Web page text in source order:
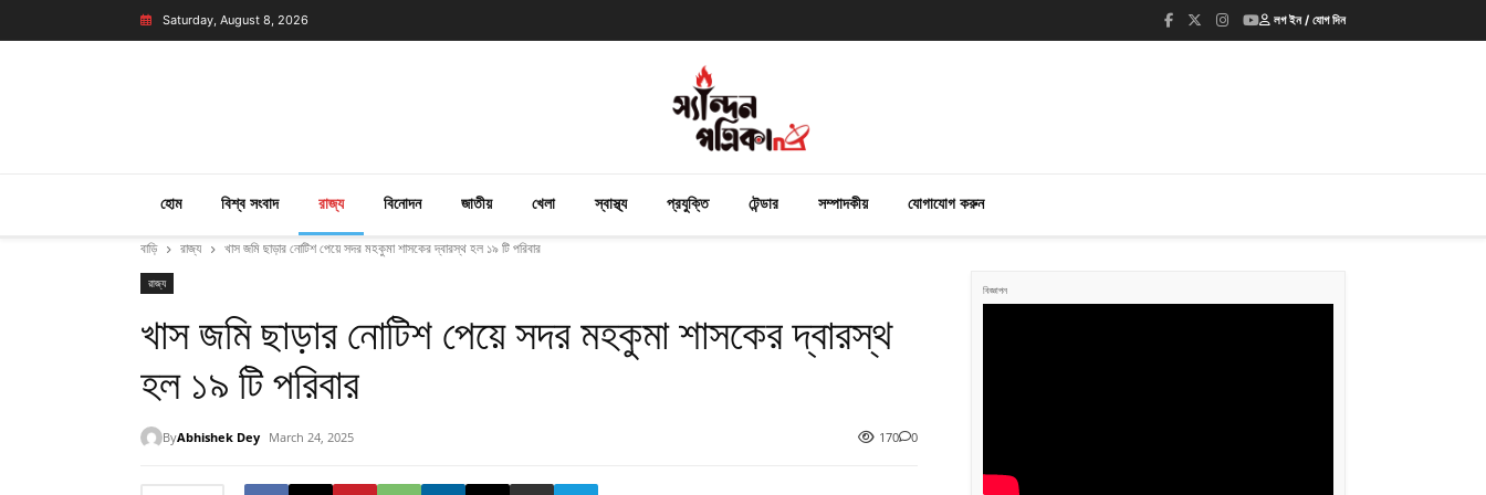
Saturday, August 8, 2026 লগ ইন / যোগ দিন
হোম বিশ্ব সংবাদ রাজ্য বিনোদন জাতীয় খেলা স্বাস্থ্য প্রযুক্তি টেন্ডার সম্পাদকীয় যোগাযোগ করুন
বাড়ি রাজ্য খাস জমি ছাড়ার নোটিশ পেয়ে সদর মহকুমা শাসকের দ্বারস্থ হল ১৯ টি পরিবার
রাজ্য
খাস জমি ছাড়ার নোটিশ পেয়ে সদর মহকুমা শাসকের দ্বারস্থ
হল ১৯ টি পরিবার
ByAbhishek Dey March 24, 2025 170 0
বিজ্ঞাপন